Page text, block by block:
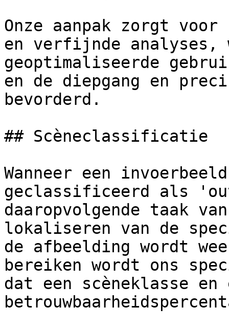
Onze aanpak zorgt
en verfijnde analyses,
geoptimaliseerde
en de diepgang en
bevorderd.
## Scèneclassificatie
Wanneer een
geclassificeerd als
daaropvolgende taak
lokaliseren van de
de afbeelding wordt
bereiken wordt ons
dat een scèneklasse en